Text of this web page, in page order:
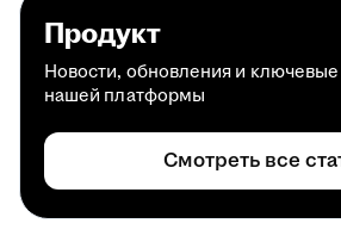
Продукт
Новости, обновления и
нашей платформы
Смотреть все